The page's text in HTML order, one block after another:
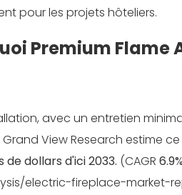
pour les projets hôteliers.
Premium Flame
avec un entretien
View Research estime
de dollars d'ici 2033. (CAGR 6.9%
electric-fireplace-market-